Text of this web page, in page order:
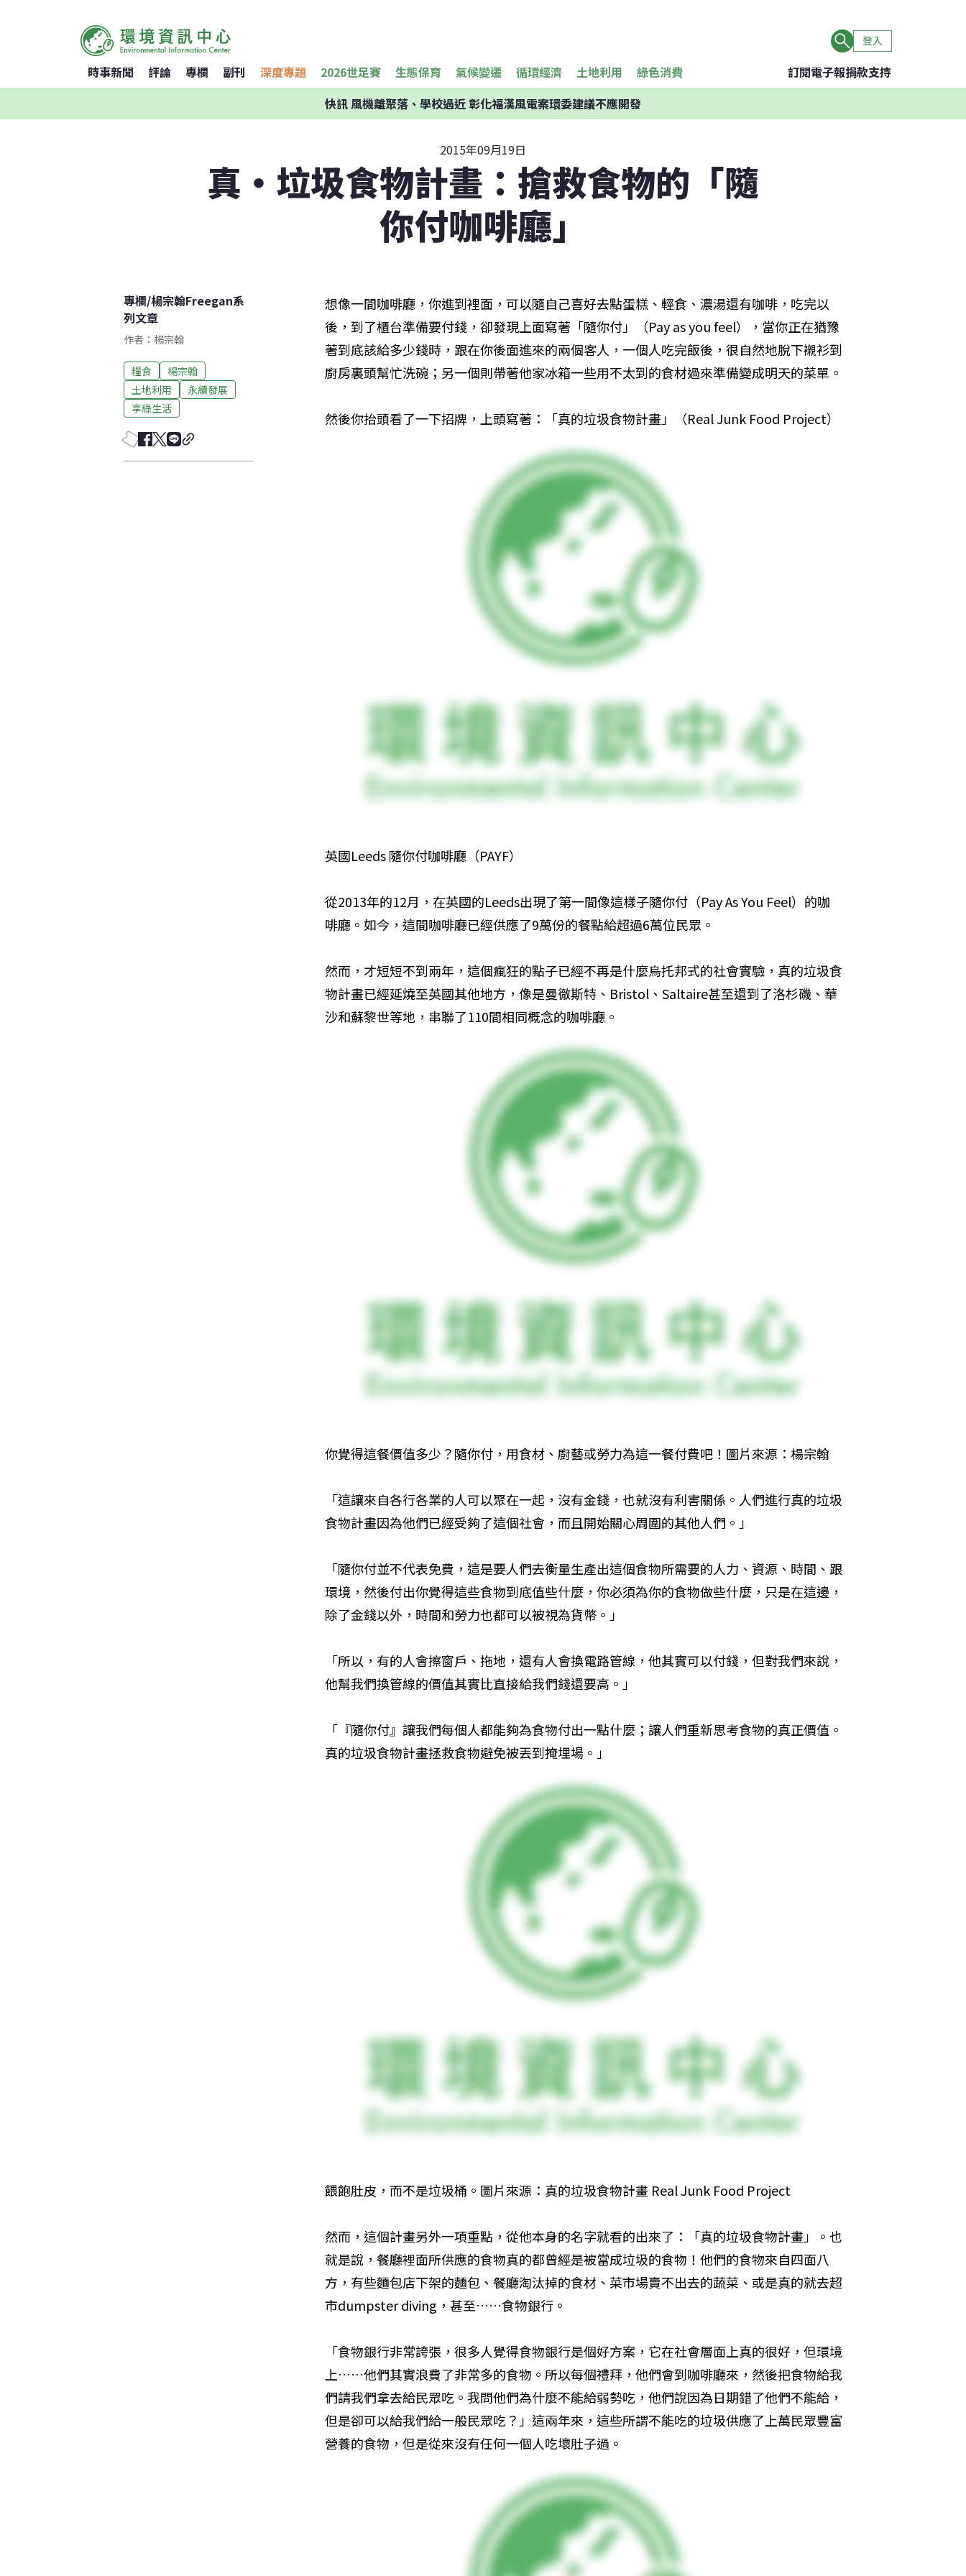
登入
時事新聞 評論 專欄 副刊 深度專題 2026世足賽 生態保育 氣候變遷 循環經濟 土地利用 綠色消費 訂閱電子報捐款支持
快訊風機離聚落、學校過近 彰化福漢風電案環委建議不應開發
2015年09月19日
真‧垃圾食物計畫：搶救食物的「隨
你付咖啡廳」
專欄/楊宗翰Freegan系
列文章
作者：楊宗翰
糧食
楊宗翰
土地利用
永續發展
享綠生活
想像一間咖啡廳，你進到裡面，可以隨自己喜好去點蛋糕、輕食、濃湯還有咖啡，吃完以
後，到了櫃台準備要付錢，卻發現上面寫著「隨你付」（Pay as you feel），當你正在猶豫
著到底該給多少錢時，跟在你後面進來的兩個客人，一個人吃完飯後，很自然地脫下襯衫到
廚房裏頭幫忙洗碗；另一個則帶著他家冰箱一些用不太到的食材過來準備變成明天的菜單。
然後你抬頭看了一下招牌，上頭寫著：「真的垃圾食物計畫」（Real Junk Food Project）
英國Leeds 隨你付咖啡廳（PAYF）
從2013年的12月，在英國的Leeds出現了第一間像這樣子隨你付（Pay As You Feel）的咖
啡廳。如今，這間咖啡廳已經供應了9萬份的餐點給超過6萬位民眾。
然而，才短短不到兩年，這個瘋狂的點子已經不再是什麼烏托邦式的社會實驗，真的垃圾食
物計畫已經延燒至英國其他地方，像是曼徹斯特、Bristol、Saltaire甚至還到了洛杉磯、華
沙和蘇黎世等地，串聯了110間相同概念的咖啡廳。
你覺得這餐價值多少？隨你付，用食材、廚藝或勞力為這一餐付費吧！圖片來源：楊宗翰
「這讓來自各行各業的人可以聚在一起，沒有金錢，也就沒有利害關係。人們進行真的垃圾
食物計畫因為他們已經受夠了這個社會，而且開始關心周圍的其他人們。」
「隨你付並不代表免費，這是要人們去衡量生產出這個食物所需要的人力、資源、時間、跟
環境，然後付出你覺得這些食物到底值些什麼，你必須為你的食物做些什麼，只是在這邊，
除了金錢以外，時間和勞力也都可以被視為貨幣。」
「所以，有的人會擦窗戶、拖地，還有人會換電路管線，他其實可以付錢，但對我們來說，
他幫我們換管線的價值其實比直接給我們錢還要高。」
「『隨你付』讓我們每個人都能夠為食物付出一點什麼；讓人們重新思考食物的真正價值。
真的垃圾食物計畫拯救食物避免被丟到掩埋場。」
餵飽肚皮，而不是垃圾桶。圖片來源：真的垃圾食物計畫 Real Junk Food Project
然而，這個計畫另外一項重點，從他本身的名字就看的出來了：「真的垃圾食物計畫」。也
就是說，餐廳裡面所供應的食物真的都曾經是被當成垃圾的食物！他們的食物來自四面八
方，有些麵包店下架的麵包、餐廳淘汰掉的食材、菜市場賣不出去的蔬菜、或是真的就去超
市dumpster diving，甚至……食物銀行。
「食物銀行非常誇張，很多人覺得食物銀行是個好方案，它在社會層面上真的很好，但環境
上……他們其實浪費了非常多的食物。所以每個禮拜，他們會到咖啡廳來，然後把食物給我
們請我們拿去給民眾吃。我問他們為什麼不能給弱勢吃，他們說因為日期錯了他們不能給，
但是卻可以給我們給一般民眾吃？」這兩年來，這些所謂不能吃的垃圾供應了上萬民眾豐富
營養的食物，但是從來沒有任何一個人吃壞肚子過。